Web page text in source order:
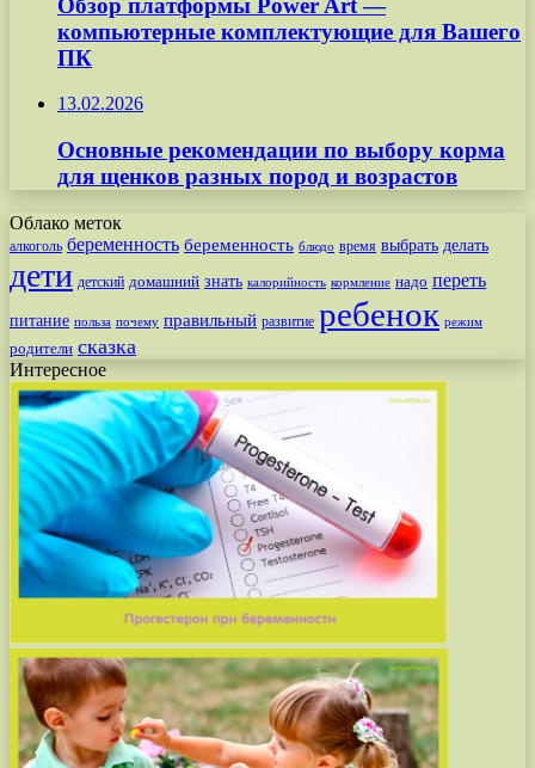
компьютерные комплектующие для Вашего
ПК
13.02.2026
Основные рекомендации по выбору корма
для щенков разных пород и возрастов
Облако меток
алкоголь беременность беременность блюдо время выбрать делать
дети детский домашний знать калорийность кормление надо переть
питание польза почему правильный развитие ребенок режим
родители сказка
Интересное